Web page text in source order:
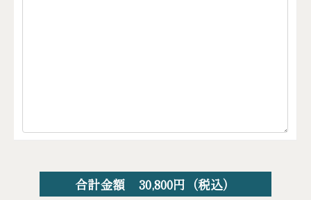
合計金額 30,800円（税込）